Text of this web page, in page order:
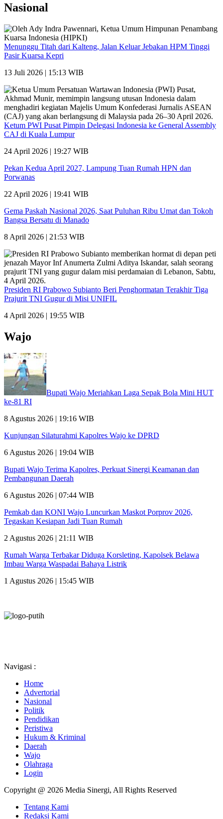
Nasional
Menunggu Titah dari Kalteng, Jalan Keluar Jebakan HPM Tinggi
Pasir Kuarsa Kepri
13 Juli 2026 | 15:13 WIB
Ketum PWI Pusat Pimpin Delegasi Indonesia ke General Assembly
CAJ di Kuala Lumpur
24 April 2026 | 19:27 WIB
Pekan Kedua April 2027, Lampung Tuan Rumah HPN dan
Porwanas
22 April 2026 | 19:41 WIB
Gema Paskah Nasional 2026, Saat Puluhan Ribu Umat dan Tokoh
Bangsa Bersatu di Manado
8 April 2026 | 21:53 WIB
Presiden RI Prabowo Subianto Beri Penghormatan Terakhir Tiga
Prajurit TNI Gugur di Misi UNIFIL
4 April 2026 | 19:55 WIB
Wajo
Bupati Wajo Meriahkan Laga Sepak Bola Mini HUT
ke-81 RI
8 Agustus 2026 | 19:16 WIB
Kunjungan Silaturahmi Kapolres Wajo ke DPRD
6 Agustus 2026 | 19:04 WIB
Bupati Wajo Terima Kapolres, Perkuat Sinergi Keamanan dan
Pembangunan Daerah
6 Agustus 2026 | 07:44 WIB
Pemkab dan KONI Wajo Luncurkan Maskot Porprov 2026,
Tegaskan Kesiapan Jadi Tuan Rumah
2 Agustus 2026 | 21:11 WIB
Rumah Warga Terbakar Diduga Korsleting, Kapolsek Belawa
Imbau Warga Waspadai Bahaya Listrik
1 Agustus 2026 | 15:45 WIB
Navigasi :
Home
Advertorial
Nasional
Politik
Pendidikan
Peristiwa
Hukum & Kriminal
Daerah
Wajo
Olahraga
Login
Copyright @ 2026 Media Sinergi, All Rights Reserved
Tentang Kami
Redaksi Kami